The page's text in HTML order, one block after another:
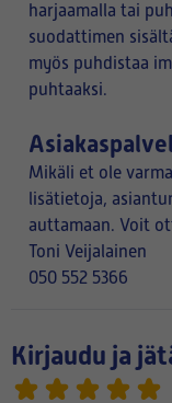
harjaamalla tai
suodattimen
myös puhdistaa
puhtaaksi.
Mikäli et ole
lisätietoja,
auttamaan. Voit
Toni Veijalainen
050 552 5366
Kirjaudu ja